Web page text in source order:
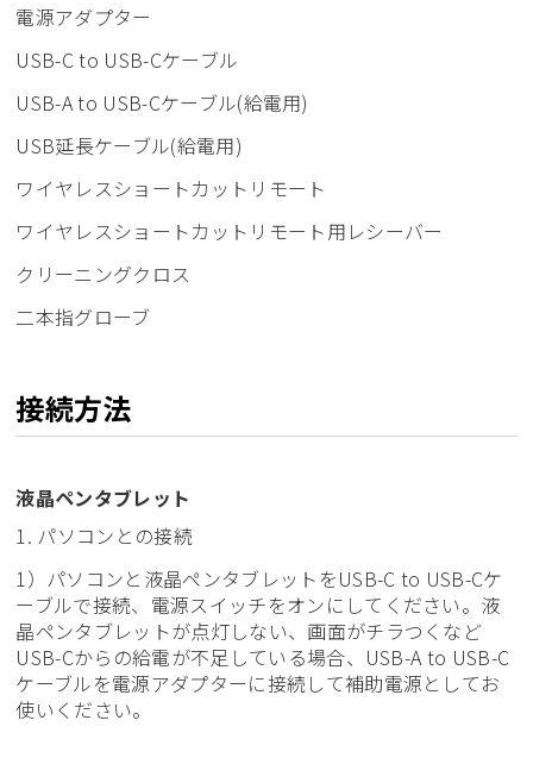
電源アダプター
USB-C to USB-Cケーブル
USB-A to USB-Cケーブル(給電用)
USB延長ケーブル(給電用)
ワイヤレスショートカットリモート
ワイヤレスショートカットリモート用レシーバー
クリーニングクロス
二本指グローブ
接続方法
液晶ペンタブレット
1. パソコンとの接続
1）パソコンと液晶ペンタブレットをUSB-C to USB-Cケ
ーブルで接続、電源スイッチをオンにしてください。液
晶ペンタブレットが点灯しない、画面がチラつくなど
USB-Cからの給電が不足している場合、USB-A to USB-C
ケーブルを電源アダプターに接続して補助電源としてお
使いください。